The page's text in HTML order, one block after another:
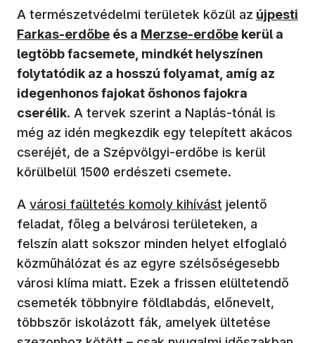
A természetvédelmi területek közül az újpesti
Farkas-erdőbe és a Merzse-erdőbe kerül a
legtöbb facsemete, mindkét helyszínen
folytatódik az a hosszú folyamat, amíg az
idegenhonos fajokat őshonos fajokra
cserélik. A tervek szerint a Naplás-tónál is
még az idén megkezdik egy telepített akácos
cseréjét, de a Szépvölgyi-erdőbe is kerül
körülbelül 1500 erdészeti csemete.
A városi faültetés komoly kihívást jelentő
feladat, főleg a belvárosi területeken, a
felszín alatt sokszor minden helyet elfoglaló
közműhálózat és az egyre szélsőségesebb
városi klíma miatt. Ezek a frissen elültetendő
csemeték többnyire földlabdás, előnevelt,
többször iskolázott fák, amelyek ültetése